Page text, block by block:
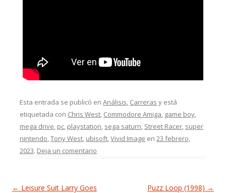
Esta entrada se publicó enAnálisis Carreras y está
etiquetada con Chris West Commodore Amiga game boy
mega drive pc playstation sega saturn Street Racer super
nintendo ,Tony West ubisoft ,Vivid Image en23 febrero,
2023. Deja un comentario
Navegación de entradas
← Leisure Suit Larry Goes
Puzz Loop (1998) →